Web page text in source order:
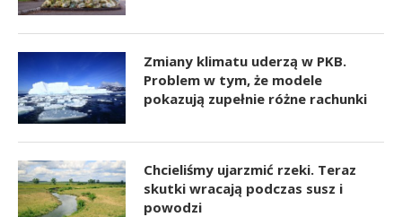
Zmiany klimatu uderzą w PKB.
Problem w tym, że modele
pokazują zupełnie różne rachunki
Chcieliśmy ujarzmić rzeki. Teraz
skutki wracają podczas susz i
powodzi